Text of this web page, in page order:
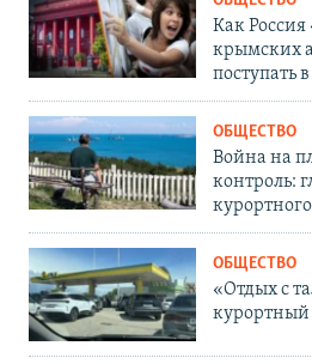
Как Россия
крымских
поступать
ОБЩЕСТВО
Война на
контроль:
ОБЩЕСТВО
«Отдых с
курортный